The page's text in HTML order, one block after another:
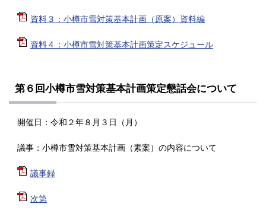
資料３：小樽市雪対策基本計画（原案）資料編
資料４：小樽市雪対策基本計画策定スケジュール
第６回小樽市雪対策基本計画策定懇話会について
開催日：令和２年８月３日（月）
議事：小樽市雪対策基本計画（素案）の内容について
議事録
次第